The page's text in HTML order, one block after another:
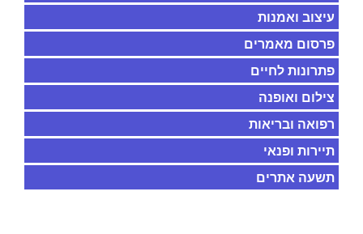
עיצוב ואמנות
פרסום מאמרים
פתרונות לחיים
צילום ואופנה
רפואה ובריאות
תיירות ופנאי
תשעה אתרים